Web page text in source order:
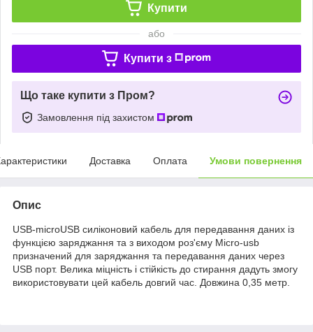
Купити
або
Купити з
Що таке купити з Пром?
Замовлення під захистом
Доставка Оплата Умови повернення
Опис
USB-microUSB силіконовий кабель для передавання даних із
функцією заряджання та з виходом роз'єму Micro-usb
призначений для заряджання та передавання даних через
USB порт. Велика міцність і стійкість до стирання дадуть змогу
використовувати цей кабель довгий час. Довжина 0,35 метр.